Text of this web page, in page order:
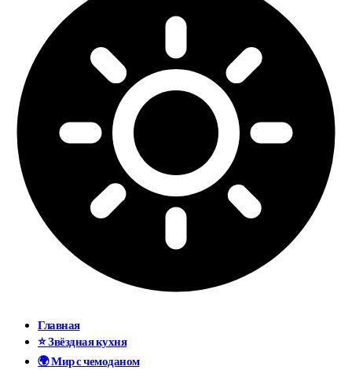
Главная
⭐ Звёздная кухня
🌍 Мир с чемоданом